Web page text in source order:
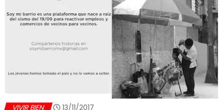
VIVIR BIEN 13/11/2017